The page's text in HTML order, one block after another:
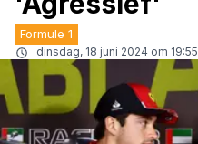
Formule 1
dinsdag, 18 juni 2024 om 19:55